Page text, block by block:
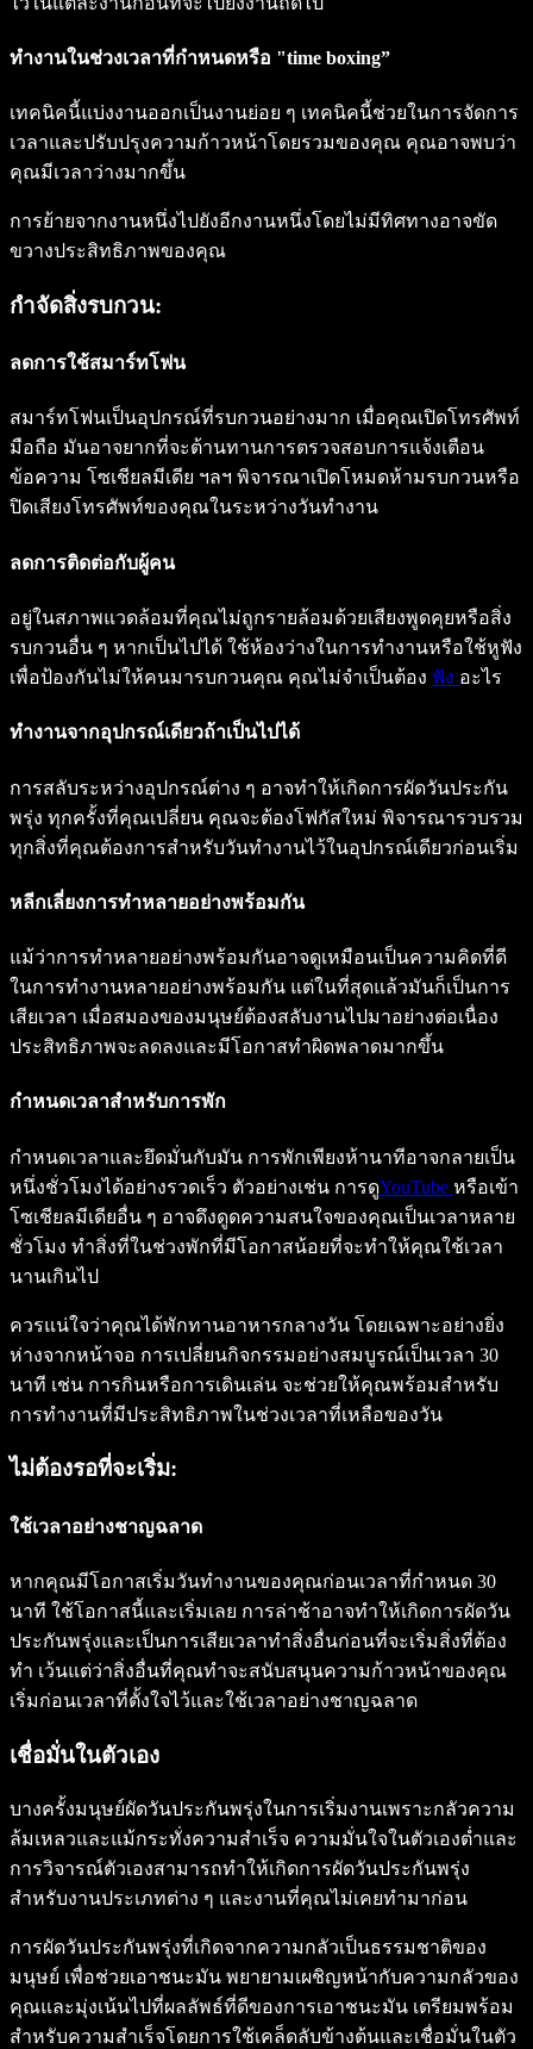
ทำงานในช่วงเวลาที่กำหนดหรือ "time boxing”
เทคนิคนี้แบ่งงานออกเป็นงานย่อย ๆ เทคนิคนี้ช่วยในการจัดการ
เวลาและปรับปรุงความก้าวหน้าโดยรวมของคุณ คุณอาจพบว่า
คุณมีเวลาว่างมากขึ้น
การย้ายจากงานหนึ่งไปยังอีกงานหนึ่งโดยไม่มีทิศทางอาจขัด
ขวางประสิทธิภาพของคุณ
กำจัดสิ่งรบกวน:
ลดการใช้สมาร์ทโฟน
สมาร์ทโฟนเป็นอุปกรณ์ที่รบกวนอย่างมาก เมื่อคุณเปิดโทรศัพท์
มือถือ มันอาจยากที่จะต้านทานการตรวจสอบการแจ้งเตือน
ข้อความ โซเชียลมีเดีย ฯลฯ พิจารณาเปิดโหมดห้ามรบกวนหรือ
ปิดเสียงโทรศัพท์ของคุณในระหว่างวันทำงาน
ลดการติดต่อกับผู้คน
อยู่ในสภาพแวดล้อมที่คุณไม่ถูกรายล้อมด้วยเสียงพูดคุยหรือสิ่ง
รบกวนอื่น ๆ หากเป็นไปได้ ใช้ห้องว่างในการทำงานหรือใช้หูฟัง
เพื่อป้องกันไม่ให้คนมารบกวนคุณ คุณไม่จำเป็นต้อง ฟัง อะไร
ทำงานจากอุปกรณ์เดียวถ้าเป็นไปได้
การสลับระหว่างอุปกรณ์ต่าง ๆ อาจทำให้เกิดการผัดวันประกัน
พรุ่ง ทุกครั้งที่คุณเปลี่ยน คุณจะต้องโฟกัสใหม่ พิจารณารวบรวม
ทุกสิ่งที่คุณต้องการสำหรับวันทำงานไว้ในอุปกรณ์เดียวก่อนเริ่ม
หลีกเลี่ยงการทำหลายอย่างพร้อมกัน
แม้ว่าการทำหลายอย่างพร้อมกันอาจดูเหมือนเป็นความคิดที่ดี
ในการทำงานหลายอย่างพร้อมกัน แต่ในที่สุดแล้วมันก็เป็นการ
เสียเวลา เมื่อสมองของมนุษย์ต้องสลับงานไปมาอย่างต่อเนื่อง
ประสิทธิภาพจะลดลงและมีโอกาสทำผิดพลาดมากขึ้น
กำหนดเวลาสำหรับการพัก
กำหนดเวลาและยึดมั่นกับมัน การพักเพียงห้านาทีอาจกลายเป็น
หนึ่งชั่วโมงได้อย่างรวดเร็ว ตัวอย่างเช่น การดูYouTube หรือเข้า
โซเชียลมีเดียอื่น ๆ อาจดึงดูดความสนใจของคุณเป็นเวลาหลาย
ชั่วโมง ทำสิ่งที่ในช่วงพักที่มีโอกาสน้อยที่จะทำให้คุณใช้เวลา
นานเกินไป
ควรแน่ใจว่าคุณได้พักทานอาหารกลางวัน โดยเฉพาะอย่างยิ่ง
ห่างจากหน้าจอ การเปลี่ยนกิจกรรมอย่างสมบูรณ์เป็นเวลา 30
นาที เช่น การกินหรือการเดินเล่น จะช่วยให้คุณพร้อมสำหรับ
การทำงานที่มีประสิทธิภาพในช่วงเวลาที่เหลือของวัน
ไม่ต้องรอที่จะเริ่ม:
ใช้เวลาอย่างชาญฉลาด
หากคุณมีโอกาสเริ่มวันทำงานของคุณก่อนเวลาที่กำหนด 30
นาที ใช้โอกาสนี้และเริ่มเลย การล่าช้าอาจทำให้เกิดการผัดวัน
ประกันพรุ่งและเป็นการเสียเวลาทำสิ่งอื่นก่อนที่จะเริ่มสิ่งที่ต้อง
ทำ เว้นแต่ว่าสิ่งอื่นที่คุณทำจะสนับสนุนความก้าวหน้าของคุณ
เริ่มก่อนเวลาที่ตั้งใจไว้และใช้เวลาอย่างชาญฉลาด
เชื่อมั่นในตัวเอง
บางครั้งมนุษย์ผัดวันประกันพรุ่งในการเริ่มงานเพราะกลัวความ
ล้มเหลวและแม้กระทั่งความสำเร็จ ความมั่นใจในตัวเองต่ำและ
การวิจารณ์ตัวเองสามารถทำให้เกิดการผัดวันประกันพรุ่ง
สำหรับงานประเภทต่าง ๆ และงานที่คุณไม่เคยทำมาก่อน
การผัดวันประกันพรุ่งที่เกิดจากความกลัวเป็นธรรมชาติของ
มนุษย์ เพื่อช่วยเอาชนะมัน พยายามเผชิญหน้ากับความกลัวของ
คุณและมุ่งเน้นไปที่ผลลัพธ์ที่ดีของการเอาชนะมัน เตรียมพร้อม
สำหรับความสำเร็จโดยการใช้เคล็ดลับข้างต้นและเชื่อมั่นในตัว